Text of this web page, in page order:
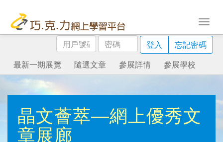
用
戶
號
碼
密
碼
登入
忘記密碼
最新一期展覽
隨選文章 參展詳情 參展學校
晶文薈萃—網上優秀文
章展廊